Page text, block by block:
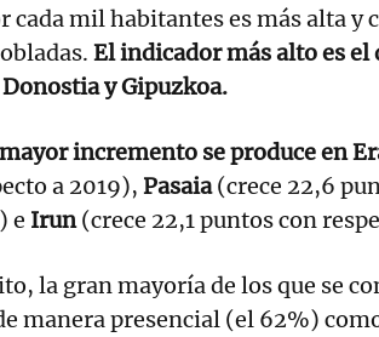
cada mil habitantes es más alta y
El indicador más alto es el
y Gipuzkoa.
incremento se produce en
a 2019), Pasaia(crece 22,6
e Irun(crece 22,1 puntos con
la gran mayoría de los que se
manera presencial (el 62%)